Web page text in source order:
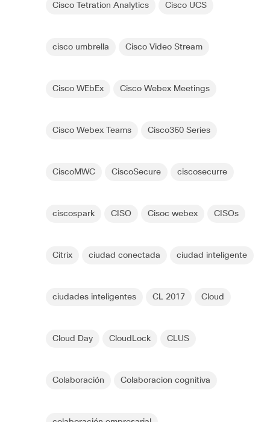
Cisco Tetration Analytics Cisco UCS
cisco umbrella Cisco Video Stream
Cisco WEbEx Cisco Webex Meetings
Cisco Webex Teams Cisco360 Series
CiscoMWC CiscoSecure ciscosecurre
ciscospark CISO Cisoc webex CISOs
Citrix ciudad conectada ciudad inteligente
ciudades inteligentes CL 2017 Cloud
Cloud Day CloudLock CLUS
Colaboración Colaboracion cognitiva